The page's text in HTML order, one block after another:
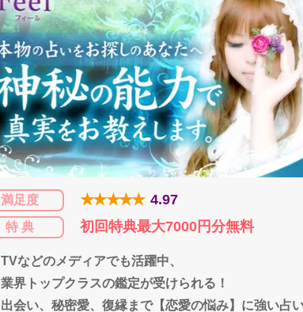
満足度 ★★★★★ 4.97
特 典 初回特典最大7000円分無料
TVなどのメディアでも活躍中、
業界トップクラスの鑑定が受けられる！
出会い、秘密愛、復縁まで【恋愛の悩み】に強い占